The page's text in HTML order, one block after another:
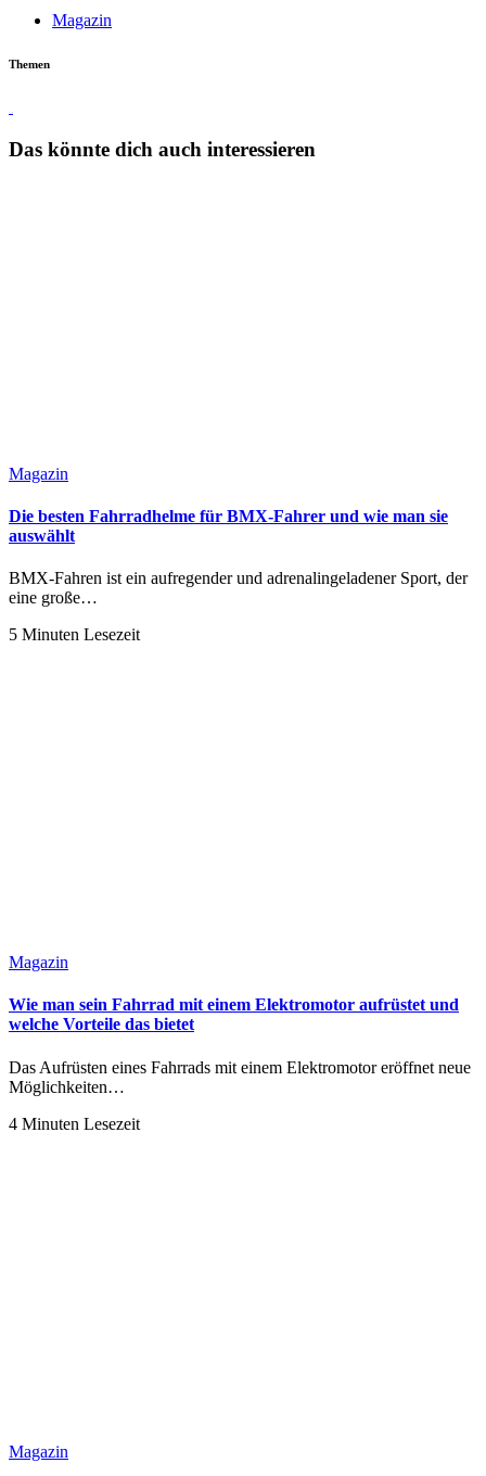
Magazin
Themen
Das könnte dich auch interessieren
Magazin
Die besten Fahrradhelme für BMX-Fahrer und wie man sie
auswählt
BMX-Fahren ist ein aufregender und adrenalingeladener Sport, der
eine große…
5 Minuten Lesezeit
Magazin
Wie man sein Fahrrad mit einem Elektromotor aufrüstet und
welche Vorteile das bietet
Das Aufrüsten eines Fahrrads mit einem Elektromotor eröffnet neue
Möglichkeiten…
4 Minuten Lesezeit
Magazin